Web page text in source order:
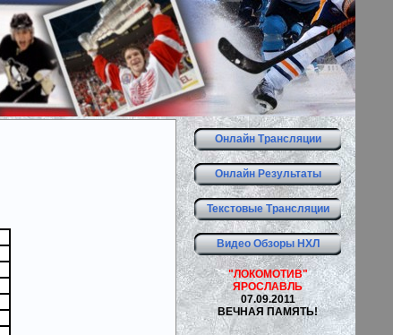
Онлайн Трансляции
Онлайн Результаты
Текстовые Трансляции
Видео Обзоры НХЛ
"ЛОКОМОТИВ"
ЯРОСЛАВЛЬ
07.09.2011
ВЕЧНАЯ ПАМЯТЬ!